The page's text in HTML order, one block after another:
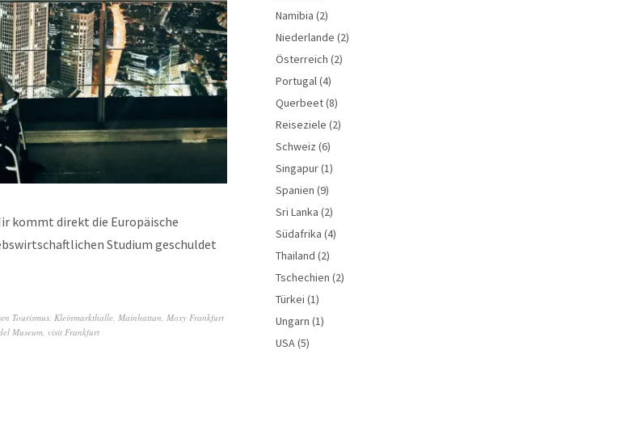
kommt direkt die Europäische
Studium geschuldet
Tourismus, Kleinmarkthalle, Mainhattan, Moxy Frankfurt
Museum, visit Frankfurt
Namibia (2)
Niederlande (2)
Österreich (2)
Portugal(4)
Querbeet(8)
Reiseziele (2)
Schweiz (6)
Singapur(1)
Spanien (9)
Sri Lanka (2)
Südafrika (4)
Thailand (2)
Tschechien (2)
Türkei (1)
Ungarn (1)
USA(5)